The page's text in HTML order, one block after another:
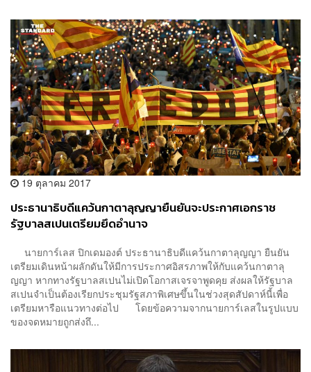
19 ตุลาคม 2017
ประธานาธิบดีแคว้นกาตาลุญญายืนยันจะประกาศเอกราช
รัฐบาลสเปนเตรียมยึดอำนาจ
นายการ์เลส ปิกเดมองต์ ประธานาธิบดีแคว้นกาตาลุญญา ยืนยัน
เตรียมเดินหน้าผลักดันให้มีการประกาศอิสรภาพให้กับแคว้นกาตาลุ
ญญา หากทางรัฐบาลสเปนไม่เปิดโอกาสเจรจาพูดคุย ส่งผลให้รัฐบาล
สเปนจำเป็นต้องเรียกประชุมรัฐสภาพิเศษขึ้นในช่วงสุดสัปดาห์นี้เพื่อ
เตรียมหารือแนวทางต่อไป โดยข้อความจากนายการ์เลสในรูปแบบ
ของจดหมายถูกส่งถึ...